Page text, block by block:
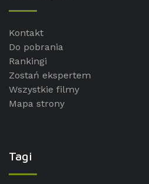
Kontakt
Do pobrania
Rankingi
Zostań ekspertem
Wszystkie filmy
Mapa strony
Tagi